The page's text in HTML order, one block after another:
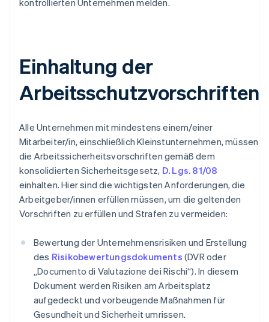
kontrollierten Unternehmen melden.
Einhaltung der
Arbeitsschutzvorschriften
Alle Unternehmen mit mindestens einem/einer
Mitarbeiter/in, einschließlich Kleinstunternehmen, müssen
die Arbeitssicherheitsvorschriften gemäß dem
konsolidierten Sicherheitsgesetz, D. Lgs. 81/08
einhalten. Hier sind die wichtigsten Anforderungen, die
Arbeitgeber/innen erfüllen müssen, um die geltenden
Vorschriften zu erfüllen und Strafen zu vermeiden:
Bewertung der Unternehmensrisiken und Erstellung
des Risikobewertungsdokuments (DVR oder
„Documento di Valutazione dei Rischi“). In diesem
Dokument werden Risiken am Arbeitsplatz
aufgedeckt und vorbeugende Maßnahmen für
Gesundheit und Sicherheit umrissen.